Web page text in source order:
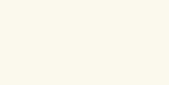
web. Almacenan
sus intereses en
y